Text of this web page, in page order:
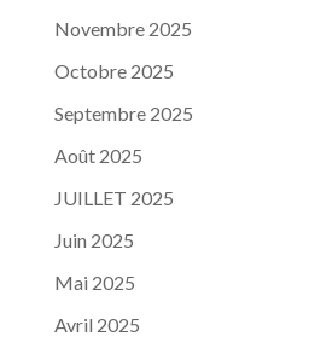
Novembre 2025
Octobre 2025
Septembre 2025
Août 2025
JUILLET 2025
Juin 2025
Mai 2025
Avril 2025